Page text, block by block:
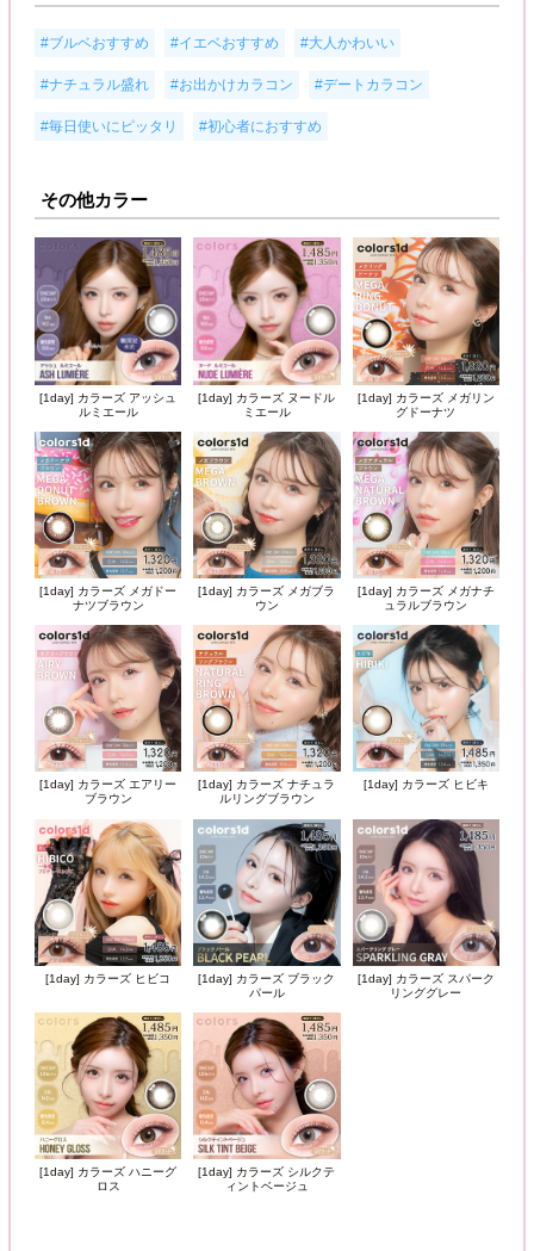
#ブルベおすすめ #イエベおすすめ #大人かわいい
#ナチュラル盛れ #お出かけカラコン #デートカラコン
#毎日使いにピッタリ #初心者におすすめ
その他カラー
[1day] カラーズ アッシュ
ルミエール
[1day] カラーズ ヌードル
ミエール
[1day] カラーズ メガリン
グドーナツ
[1day] カラーズ メガドー
ナツブラウン
[1day] カラーズ メガブラ
ウン
[1day] カラーズ メガナチ
ュラルブラウン
[1day] カラーズ エアリー
ブラウン
[1day] カラーズ ナチュラ
ルリングブラウン
[1day] カラーズ ヒビキ
[1day] カラーズ ヒビコ
[1day] カラーズ ブラック
パール
[1day] カラーズ スパーク
リンググレー
[1day] カラーズ ハニーグ
ロス
[1day] カラーズ シルクテ
ィントベージュ